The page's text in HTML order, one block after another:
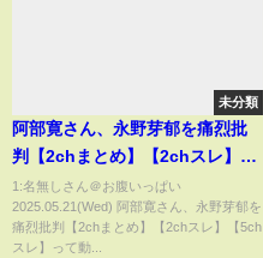
未分類
阿部寛さん、永野芽郁を痛烈批
判【2chまとめ】【2chスレ】
【5chスレ】
1:名無しさん＠お腹いっぱい
2025.05.21(Wed) 阿部寛さん、永野芽郁を
痛烈批判【2chまとめ】【2chスレ】【5ch
スレ】って動...